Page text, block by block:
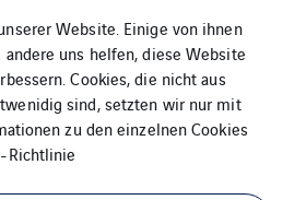
Website. Einige von ihnen
uns helfen, diese Website
Cookies, die nicht aus
sind, setzten wir nur mit
zu den einzelnen Cookies
Richtlinie